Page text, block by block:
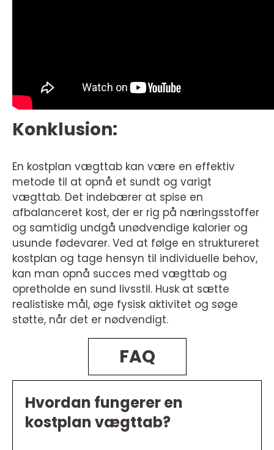
Konklusion:
En kostplan vægttab kan være en effektiv
metode til at opnå et sundt og varigt
vægttab. Det indebærer at spise en
afbalanceret kost, der er rig på næringsstoffer
og samtidig undgå unødvendige kalorier og
usunde fødevarer. Ved at følge en struktureret
kostplan og tage hensyn til individuelle behov,
kan man opnå succes med vægttab og
opretholde en sund livsstil. Husk at sætte
realistiske mål, øge fysisk aktivitet og søge
støtte, når det er nødvendigt.
FAQ
Hvordan fungerer en
kostplan vægttab?